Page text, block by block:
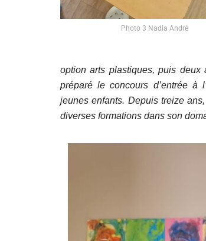
Photo 3 Nadia André
option arts plastiques, puis
préparé le concours d’entrée à
jeunes enfants. Depuis treize
diverses formations dans son